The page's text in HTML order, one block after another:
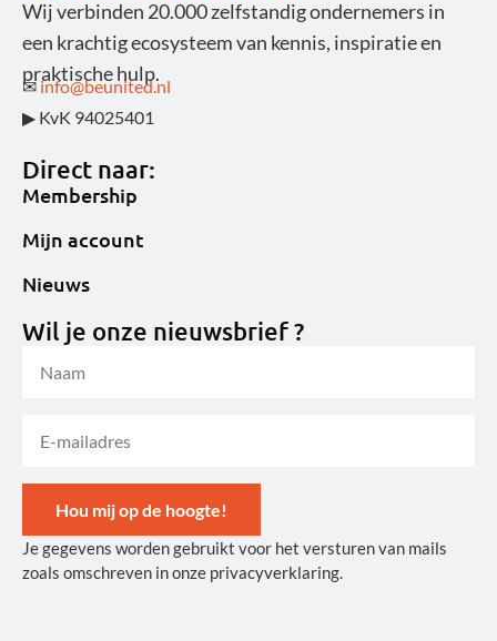
Wij verbinden 20.000 zelfstandig ondernemers in
een krachtig ecosysteem van kennis, inspiratie en
praktische hulp.
✉ info@beunited.nl
▶ KvK 94025401
Direct naar:
Membership
Mijn account
Nieuws
Wil je onze nieuwsbrief ?
Hou mij op de hoogte!
Alternative:
Je gegevens worden gebruikt voor het versturen van mails
zoals omschreven in onze privacyverklaring.